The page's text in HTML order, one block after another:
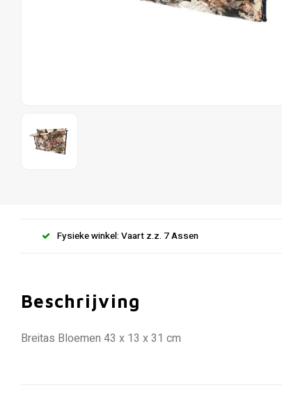
Fysieke winkel: Vaart z.z. 7 Assen
Beschrijving
Breitas Bloemen 43 x 13 x 31 cm